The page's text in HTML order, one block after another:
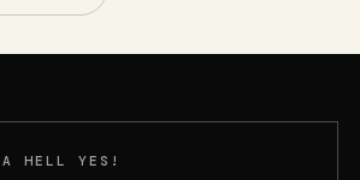
HELL YES!